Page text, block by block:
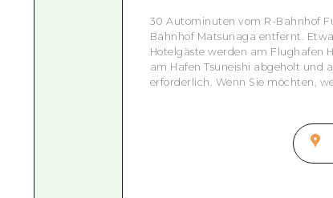
30 Autominuten vom R-Bahnhof
Bahnhof Matsunaga entfernt.
Hotelgäste werden am Flughafen
am Hafen Tsuneishi abgeholt und
erforderlich. Wenn Sie möchten,